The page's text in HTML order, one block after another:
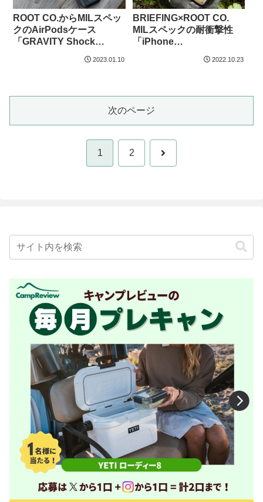
ROOT CO.からMILスペッ
クのAirPodsケース
「GRAVITY Shock
AirPods/AirPods Pro」登
2023.01.10
BRIEFING×ROOT CO.
MILスペックの耐衝撃性
「iPhone
2022.10.23
次のページ
1 2 次